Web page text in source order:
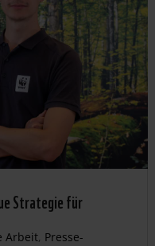
Strategie für
Arbeit, Presse-